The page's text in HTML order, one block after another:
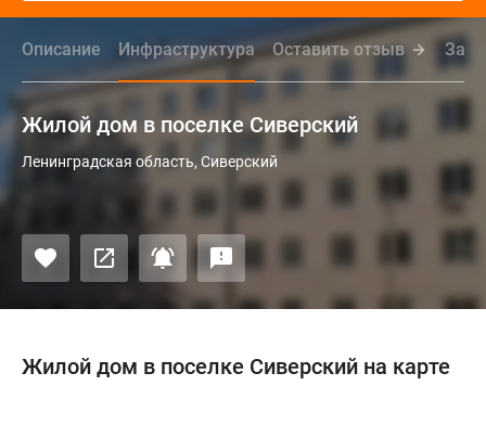
Описание Инфраструктура Оставить отзыв
Жилой дом в поселке Сиверский
Ленинградская область, Сиверский
Жилой дом в поселке Сиверский на карте